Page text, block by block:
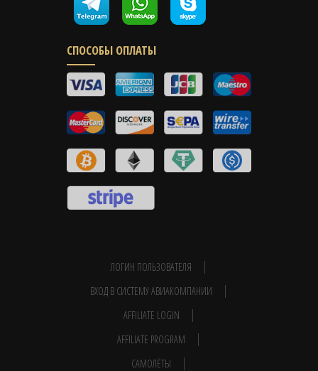
СПОСОБЫ ОПЛАТЫ
ЛОГИН ПОЛЬЗОВАТЕЛЯ
ВХОД В СИСТЕМУ АВИАКОМПАНИИ
AFFILIATE LOGIN
AFFILIATE PROGRAM
САМОЛЁТЫ